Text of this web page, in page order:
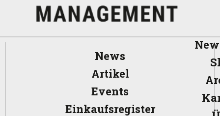
News
Artikel
Events
Einkaufsregister